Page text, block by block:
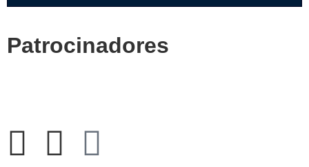
Patrocinadores